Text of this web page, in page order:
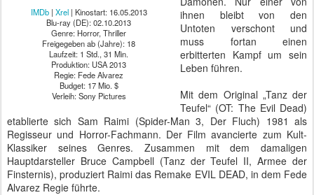
IMDb| Xrel| Kinostart: 16.05.2013
Blu-ray (DE): 02.10.2013
Genre: Horror, Thriller
Freigegeben ab (Jahre): 18
Laufzeit: 1 Std., 31 Min.
Produktion: USA 2013
Regie: Fede Alvarez
Budget: 17 Mio. $
Verleih: Sony Pictures
ihnen bleibt von den
Untoten verschont und
muss fortan einen
erbitterten Kampf um sein
Leben führen.
Mit dem Original „Tanz der
Teufel“ (OT: The Evil Dead)
etablierte sich Sam Raimi (Spider-Man 3, Der Fluch) 1981 als
Regisseur und Horror-Fachmann. Der Film avancierte zum Kult-
Klassiker seines Genres. Zusammen mit dem damaligen
Hauptdarsteller Bruce Campbell (Tanz der Teufel II, Armee der
Finsternis), produziert Raimi das Remake EVIL DEAD, in dem Fede
Alvarez Regie führte.